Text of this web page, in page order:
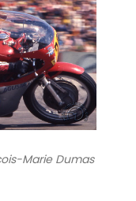
Marie Dumas